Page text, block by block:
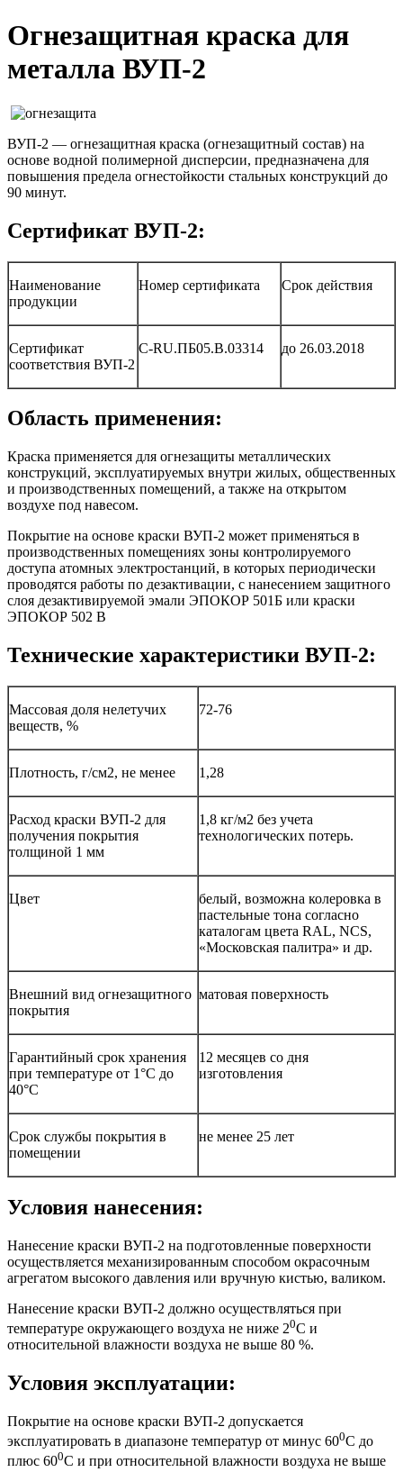
Огнезащитная краска для
металла ВУП-2
ВУП-2 — огнезащитная краска (огнезащитный состав) на
основе водной полимерной дисперсии, предназначена для
повышения предела огнестойкости стальных конструкций до
90 минут.
Сертификат ВУП-2:
Наименование
продукции
Номер сертификата Срок действия
Сертификат
соответствия ВУП-2
С-RU.ПБ05.В.03314 до 26.03.2018
Область применения:
Краска применяется для огнезащиты металлических
конструкций, эксплуатируемых внутри жилых, общественных
и производственных помещений, а также на открытом
воздухе под навесом.
Покрытие на основе краски ВУП-2 может применяться в
производственных помещениях зоны контролируемого
доступа атомных электростанций, в которых периодически
проводятся работы по дезактивации, с нанесением защитного
слоя дезактивируемой эмали ЭПОКОР 501Б или краски
ЭПОКОР 502 В
Технические характеристики ВУП-2:
Массовая доля нелетучих
веществ, %
72-76
Плотность, г/см2, не менее 1,28
Расход краски ВУП-2 для
получения покрытия
толщиной 1 мм
1,8 кг/м2 без учета
технологических потерь.
Цвет
белый, возможна колеровка в
пастельные тона согласно
каталогам цвета RAL, NCS,
«Московская палитра» и др.
Внешний вид огнезащитного
покрытия
матовая поверхность
Гарантийный срок хранения
при температуре от 1°С до
40°С
12 месяцев со дня
изготовления
Срок службы покрытия в
помещении
не менее 25 лет
Условия нанесения:
Нанесение краски ВУП-2 на подготовленные поверхности
осуществляется механизированным способом окрасочным
агрегатом высокого давления или вручную кистью, валиком.
Нанесение краски ВУП-2 должно осуществляться при
температуре окружающего воздуха не ниже 20С и
относительной влажности воздуха не выше 80 %.
Условия эксплуатации:
Покрытие на основе краски ВУП-2 допускается
эксплуатировать в диапазоне температур от минус 600С до
плюс 600С и при относительной влажности воздуха не выше